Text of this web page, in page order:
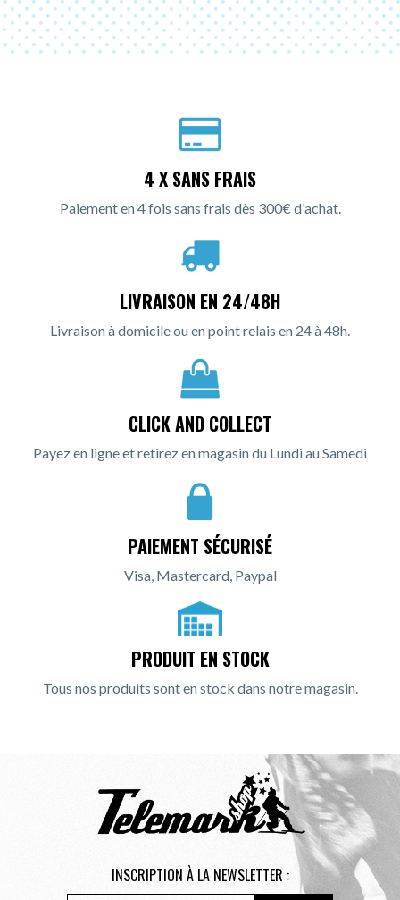
4 X SANS FRAIS
Paiement en 4 fois sans frais dès 300€ d'achat.
LIVRAISON EN 24/48H
Livraison à domicile ou en point relais en 24 à 48h.
CLICK AND COLLECT
Payez en ligne et retirez en magasin du Lundi au Samedi
PAIEMENT SÉCURISÉ
Visa, Mastercard, Paypal
PRODUIT EN STOCK
Tous nos produits sont en stock dans notre magasin.
INSCRIPTION À LA NEWSLETTER :